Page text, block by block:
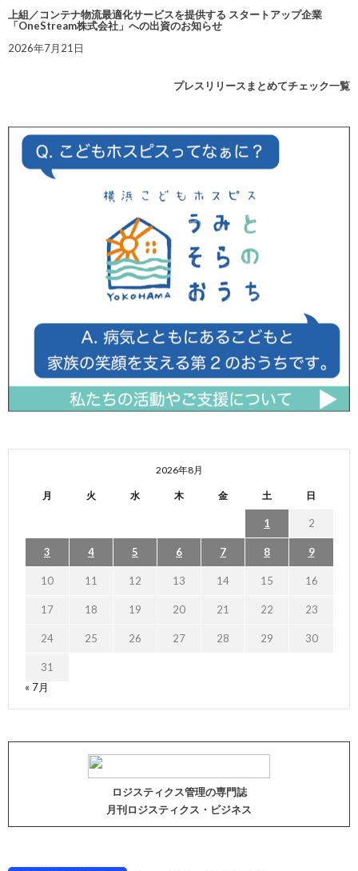
上組／コンテナ物流最適化サービスを提供する スタートアップ企業
「OneStream株式会社」への出資のお知らせ
2026年7月21日
プレスリリースまとめてチェック一覧
2026年8月
月 火 水 木 金 土 日
1 2
3 4 5 6 7 8 9
10 11 12 13 14 15 16
17 18 19 20 21 22 23
24 25 26 27 28 29 30
31
« 7月
ロジスティクス管理の専門誌
月刊ロジスティクス・ビジネス